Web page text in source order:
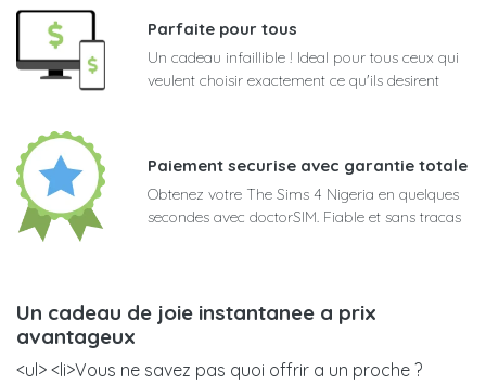
Parfaite pour tous
Un cadeau infaillible ! Ideal pour tous ceux qui
veulent choisir exactement ce qu'ils desirent
Paiement securise avec garantie totale
Obtenez votre The Sims 4 Nigeria en quelques
secondes avec doctorSIM. Fiable et sans tracas
Un cadeau de joie instantanee a prix
avantageux
<ul> <li>Vous ne savez pas quoi offrir a un proche ?